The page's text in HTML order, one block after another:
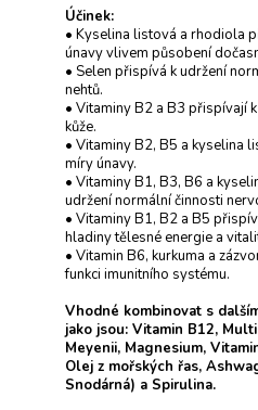
Účinek:
• Kyselina listová a rhodiola
únavy vlivem působení
• Selen přispívá k udržení
nehtů.
• Vitaminy B2 a B3 přispívají
kůže.
• Vitaminy B2, B5 a kyselina
míry únavy.
• Vitaminy B1, B3, B6 a
udržení normální činnosti
• Vitaminy B1, B2 a B5
hladiny tělesné energie a
• Vitamin B6, kurkuma a
funkci imunitního systému.
Vhodné kombinovat s
jako jsou: Vitamin B12,
Meyenii, Magnesium,
Olej z mořských řas,
Snodárná) a Spirulina.